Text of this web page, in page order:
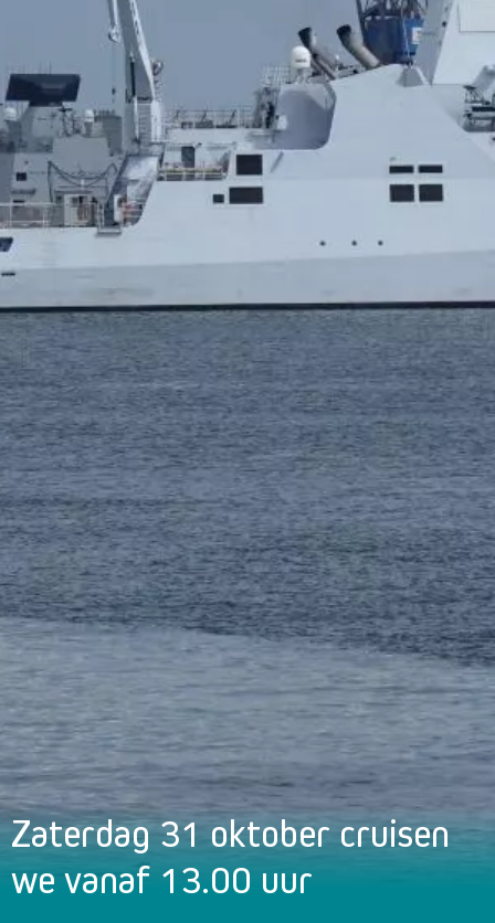
Zaterdag 31 oktober cruisen
we vanaf 13.00 uur